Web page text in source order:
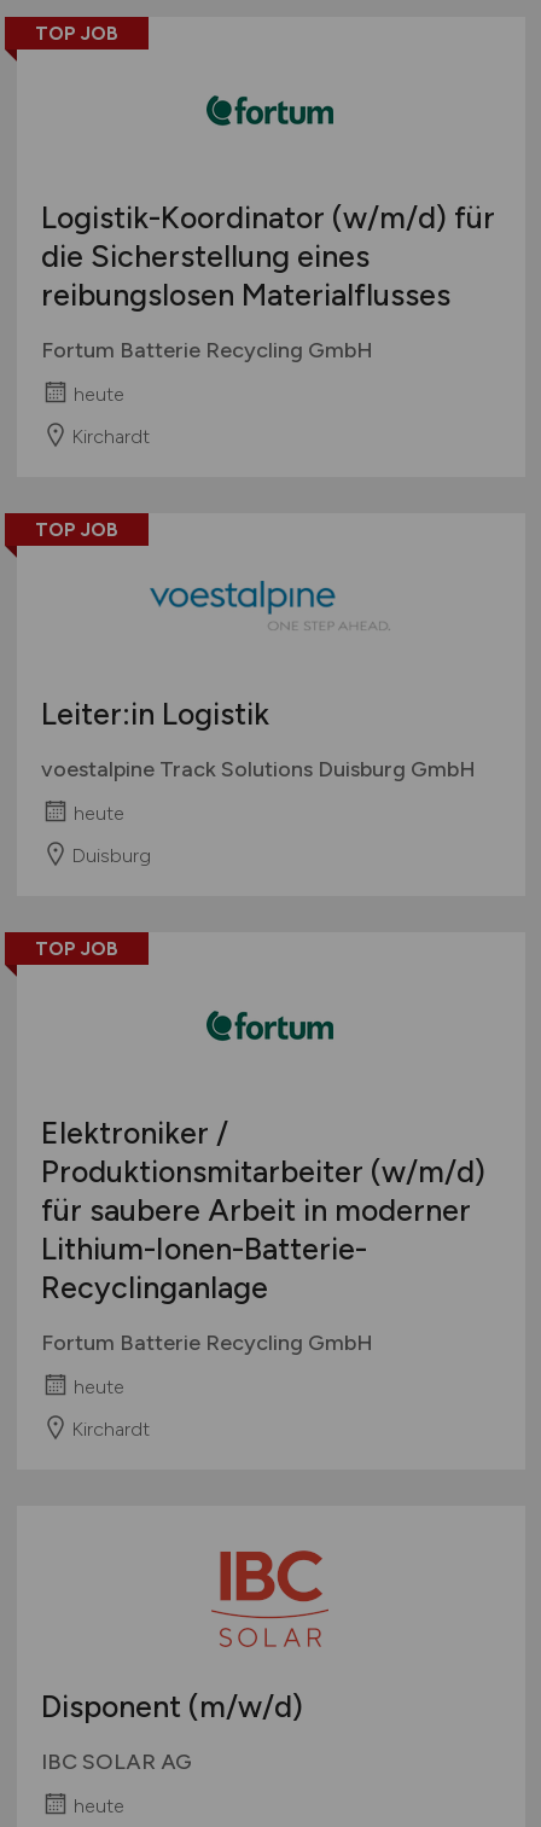
TOP JOB
Logistik-Koordinator (w/m/d) für
die Sicherstellung eines
reibungslosen Materialflusses
Fortum Batterie Recycling GmbH
heute
Kirchardt
TOP JOB
Leiter:in Logistik
voestalpine Track Solutions Duisburg GmbH
heute
Duisburg
TOP JOB
Elektroniker /
Produktionsmitarbeiter (w/m/d)
für saubere Arbeit in moderner
Lithium-Ionen-Batterie-
Recyclinganlage
Fortum Batterie Recycling GmbH
heute
Kirchardt
Disponent (m/w/d)
IBC SOLAR AG
heute